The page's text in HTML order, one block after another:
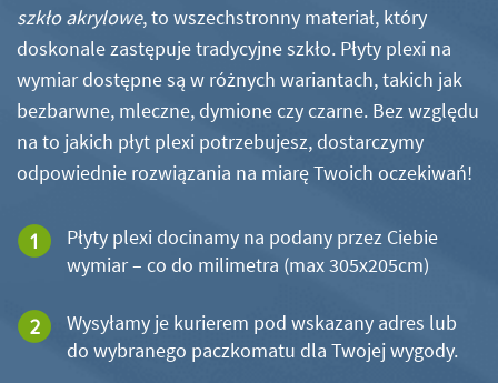
szkło akrylowe, to wszechstronny materiał, który
doskonale zastępuje tradycyjne szkło. Płyty plexi na
wymiar dostępne są w różnych wariantach, takich jak
bezbarwne, mleczne, dymione czy czarne. Bez względu
na to jakich płyt plexi potrzebujesz, dostarczymy
odpowiednie rozwiązania na miarę Twoich oczekiwań!
Płyty plexi docinamy na podany przez Ciebie
wymiar – co do milimetra (max 305x205cm)
Wysyłamy je kurierem pod wskazany adres lub
do wybranego paczkomatu dla Twojej wygody.